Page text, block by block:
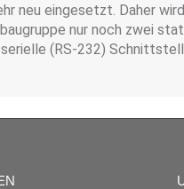
neu eingesetzt. Daher
nur noch zwei
(RS-232)